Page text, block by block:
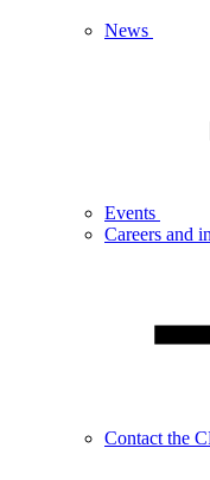
News
Events
Careers and
Contact the